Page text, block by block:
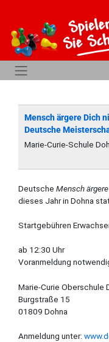
Mensch ärgere Dich
Deutsche
Marie-Curie-Schule
Deutsche Mensch
dieses Jahr in Dohna
Startgebühren
ab 12:30 Uhr
Voranmeldung
Marie-Curie Oberschule
Burgstraße 15
01809 Dohna
Anmeldung unter: